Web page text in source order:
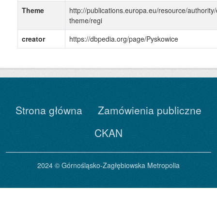
Theme
http://publications.europa.eu/resource/
theme/regi
creator
https://dbpedia.org/page/Pyskowice
Strona główna
Zamówienia publiczne
CKAN
2024 © Górnośląsko-Zagłębiowska Metropolia